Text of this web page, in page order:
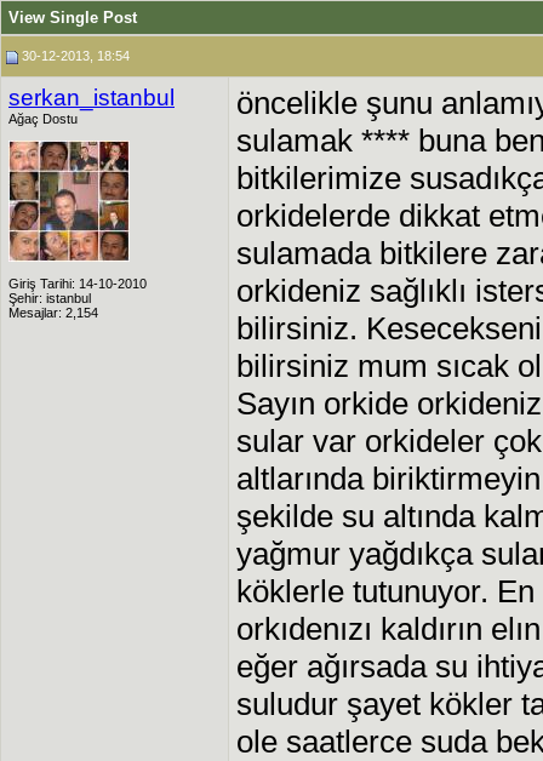
View Single Post
30-12-2013, 18:54
serkan_istanbul
Ağaç Dostu
Giriş Tarihi: 14-10-2010
Şehir: istanbul
Mesajlar: 2,154
öncelikle şunu
sulamak **** buna
bitkilerimize
orkidelerde dikkat
sulamada bitkilere
orkideniz sağlıklı
bilirsiniz.
bilirsiniz mum sıcak
Sayın orkide
sular var orkideler
altlarında
şekilde su altında
yağmur yağdıkça
köklerle tutunuyor. En
orkıdenızı kaldırın
eğer ağırsada su
suludur şayet kökler
ole saatlerce suda